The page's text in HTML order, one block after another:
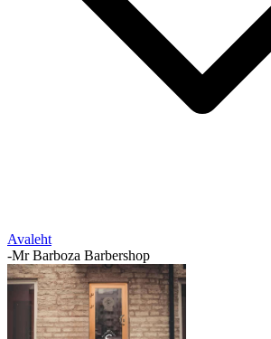
Avaleht
-Mr Barboza Barbershop